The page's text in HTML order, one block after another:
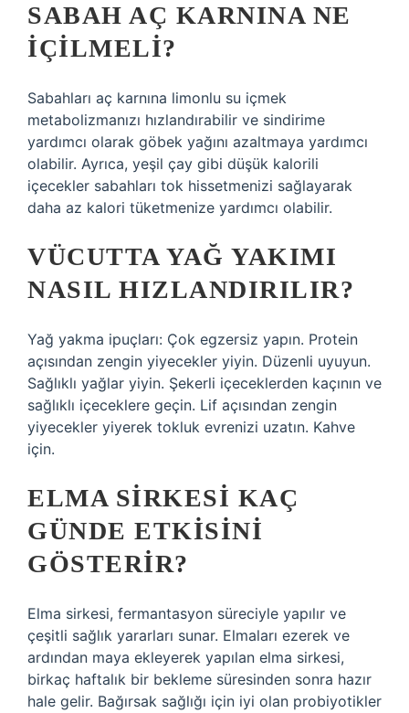
SABAH AÇ KARNINA NE
IÇILMELI?
Sabahları aç karnına limonlu su içmek
metabolizmanızı hızlandırabilir ve sindirime
yardımcı olarak göbek yağını azaltmaya yardımcı
olabilir. Ayrıca, yeşil çay gibi düşük kalorili
içecekler sabahları tok hissetmenizi sağlayarak
daha az kalori tüketmenize yardımcı olabilir.
VÜCUTTA YAĞ YAKIMI
NASIL HIZLANDIRILIR?
Yağ yakma ipuçları: Çok egzersiz yapın. Protein
açısından zengin yiyecekler yiyin. Düzenli uyuyun.
Sağlıklı yağlar yiyin. Şekerli içeceklerden kaçının ve
sağlıklı içeceklere geçin. Lif açısından zengin
yiyecekler yiyerek tokluk evrenizi uzatın. Kahve
için.
ELMA SIRKESI KAÇ
GÜNDE ETKISINI
GÖSTERIR?
Elma sirkesi, fermantasyon süreciyle yapılır ve
çeşitli sağlık yararları sunar. Elmaları ezerek ve
ardından maya ekleyerek yapılan elma sirkesi,
birkaç haftalık bir bekleme süresinden sonra hazır
hale gelir. Bağırsak sağlığı için iyi olan probiyotikler